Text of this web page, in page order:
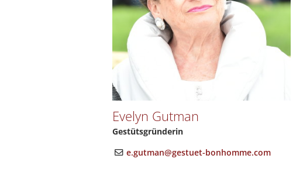
Evelyn Gutman
Gestütsgründerin
e.gutman@gestuet-bonhomme.com